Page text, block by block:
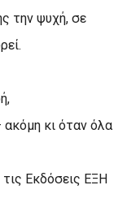
την ψυχή, σε
ακόμη κι όταν όλα
Εκδόσεις ΕΞΗ